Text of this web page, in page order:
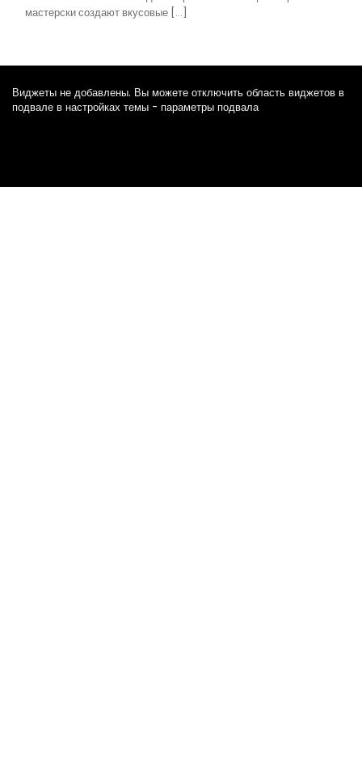
мастерски создают вкусовые […]
Виджеты не добавлены. Вы можете отключить область виджетов в
подвале в настройках темы - параметры подвала